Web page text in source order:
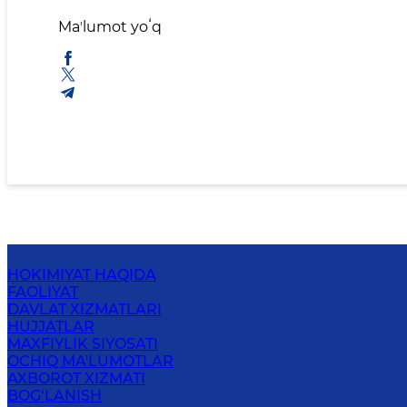
Maʼlumot yoʻq
HOKIMIYAT HAQIDA
FAOLIYAT
DAVLAT XIZMATLARI
HUJJATLAR
MAXFIYLIK SIYOSATI
OCHIQ MA'LUMOTLAR
AXBOROT XIZMATI
BOG‘LANISH